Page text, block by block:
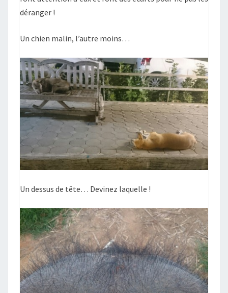
déranger !
Un chien malin, l’autre moins…
Un dessus de tête… Devinez laquelle !